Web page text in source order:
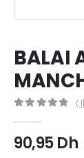
BALAI
(
90,95Dh